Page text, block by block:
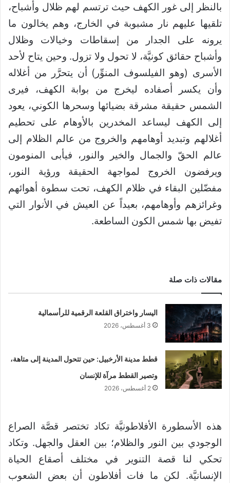
بالنظر إلى غور الكهف حيث ترتسم لهم ظلال وأشباح،
تلقيها عليهم نار مشبوبة في الخارج، وهم يخالون ما
يرونه على الجدار من إسقاطات وخيالات وظلال
وأشباح حقائق كونيَّة، لا تحول ولا تزول. وحين يتاح لأحد
الأسرى (وهو الفيلسوف المنوِّر) أن يتحرَّر من أغلاله
وأن يكسر أصفاده ليخرج من بوابة الكهف، فيرى
الشمس حقيقة مشرقة بضيائها وسحرها الكوني، يعود
إلى الكهف ليساعد المخدرين بالأوهام على تحطيم
أغلالهم وتبديد أوهامهم والخروج من عالم الظلام إلى
عالم الحقّ والجمال والخير والنور، فيأبى المنومون
ويرفضون الخروج لمواجهة الحقيقة ورؤية النور،
مفضّلين البقاء في ظلام الكهف، تحت سطوة أهوائهم
وغرائزهم وأوهامهم، بعيداً عن العيش في الأنوار التي
تفيض بها شمس الكون الساطعة.
مقالات ذات صلة
اليسار واختراق القلعة الرقمية للرأسمالية
3 أغسطس، 2026
قطط مدينة الأرخبيل: حين تتحول المدينة إلى متاهة،
وتصير القطط مرآة للإنسان
2 أغسطس، 2026
هذه الأسطورة الأفلاطونيَّة تكاد تختصر قصَّة الصراع
الوجودي بين النور والظلام؛ بين العقل والجهل. وتكاد
تحكي لنا قصة التنوير في مختلف أصقاع الحياة
الإنسانيَّة. لكن ما فات أفلاطون أن بعض الشعوب